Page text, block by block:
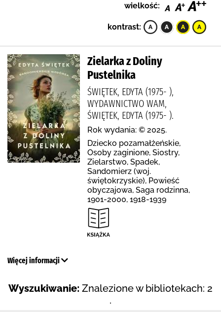
wielkość:
kontrast:
Zielarka z Doliny
Pustelnika
ŚWIĘTEK, EDYTA (1975- ),
WYDAWNICTWO WAM,
ŚWIĘTEK, EDYTA (1975- ).
Rok wydania: © 2025.
Dziecko pozamałżeńskie,
Osoby zaginione, Siostry,
Zielarstwo, Spadek,
Sandomierz (woj.
świętokrzyskie), Powieść
obyczajowa, Saga rodzinna,
1901-2000, 1918-1939
Więcej informacji
Wyszukiwanie: Znalezione w bibliotekach: 2
.